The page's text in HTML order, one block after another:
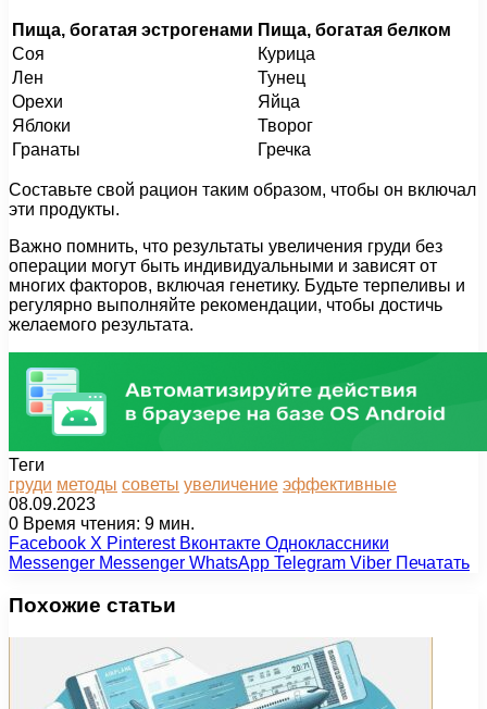
Пища, богатая эстрогенами Пища, богатая белком
Соя
Курица
Лен
Тунец
Орехи
Яйца
Яблоки
Творог
Гранаты
Гречка
Составьте свой рацион таким образом, чтобы он включал
эти продукты.
Важно помнить, что результаты увеличения груди без
операции могут быть индивидуальными и зависят от
многих факторов, включая генетику. Будьте терпеливы и
регулярно выполняйте рекомендации, чтобы достичь
желаемого результата.
Теги
груди методы советы увеличение эффективные
08.09.2023
0 Время чтения: 9 мин.
Facebook X Pinterest Вконтакте Одноклассники
Messenger Messenger WhatsApp Telegram Viber Печатать
Похожие статьи